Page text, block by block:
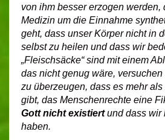
von ihm besser erzogen werden,
Medizin um die Einnahme
geht, dass unser Körper nicht in
selbst zu heilen und dass wir
„Fleischsäcke“ sind mit einem
das nicht genug wäre,
zu überzeugen, dass es mehr
gibt, das Menschenrechte eine
Gott nicht existiertund dass wir
haben.